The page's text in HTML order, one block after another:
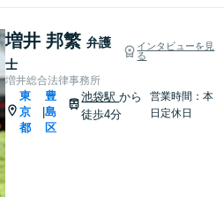
増井 邦繁 弁護
士
インタビューを見
る
増井総合法律事務所
東
京
都
豊
島
区
池袋駅から
徒歩4分
営業時間：本
日定休日